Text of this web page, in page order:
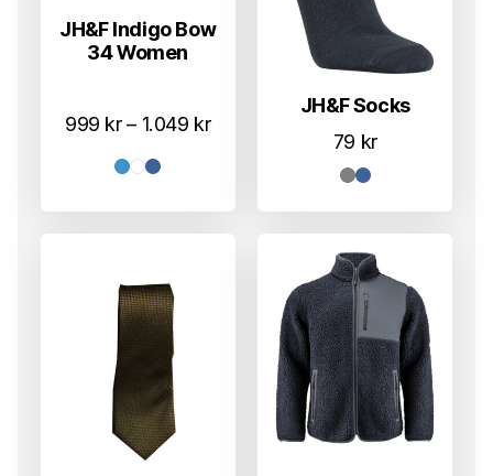
JH&F Indigo Bow
34 Women
999 kr – 1.049 krPrisområde:
1.049 kr
JH&F Socks
79 kr